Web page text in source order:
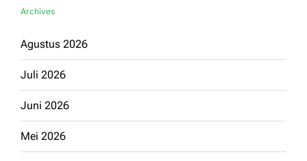
Archives
Agustus 2026
Juli 2026
Juni 2026
Mei 2026